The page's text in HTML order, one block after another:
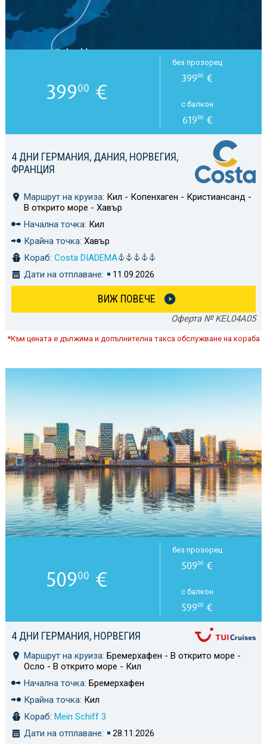
4 ДНИ ГЕРМАНИЯ, ДАНИЯ, НОРВЕГИЯ,
ФРАНЦИЯ
Маршрут на круиза: Кил - Копенхаген - Кристиансанд -
В открито море - Хавър
Начална точка: Кил
Крайна точка: Хавър
Кораб: Costa DIADEMA
Дати на отплаване:
11.09.2026
ВИЖ ПОВЕЧЕ
Оферта № KEL04A05
39900 €
без прозорец
39900 €
с балкон
61900€
*Към цената е дължима и допълнителна такса обслужване на кораба
4 ДНИ ГЕРМАНИЯ, НОРВЕГИЯ
Маршрут на круиза: Бремерхафен - В открито море -
Осло - В открито море - Кил
Начална точка: Бремерхафен
Крайна точка: Кил
Кораб: Mein Schiff 3
Дати на отплаване:
28.11.2026
50900 €
без прозорец
50900 €
с балкон
59900 €